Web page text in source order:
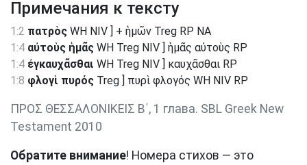
Примечания к тексту
1:2 πατρὸς WH NIV ] + ἡμῶν Treg RP NA
1:4 αὐτοὺς ἡμᾶς WH Treg NIV ] ἡμᾶς αὐτοὺς RP
1:4 ἐγκαυχᾶσθαι WH Treg NIV ] καυχᾶσθαι RP
1:8 φλογὶ πυρός Treg ] πυρὶ φλογός WH NIV RP
ΠΡΟΣ ΘΕΣΣΑΛΟΝΙΚΕΙΣ Β΄, 1 глава. SBL Greek New
Testament 2010
Обратите внимание! Номера стихов — это